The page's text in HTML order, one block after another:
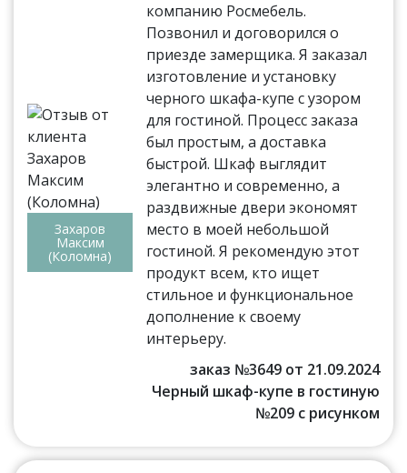
Захаров
Максим
(Коломна)
компанию Росмебель.
Позвонил и договорился о
приезде замерщика. Я заказал
изготовление и установку
черного шкафа-купе с узором
для гостиной. Процесс заказа
был простым, а доставка
быстрой. Шкаф выглядит
элегантно и современно, а
раздвижные двери экономят
место в моей небольшой
гостиной. Я рекомендую этот
продукт всем, кто ищет
стильное и функциональное
дополнение к своему
интерьеру.
заказ №3649 от 21.09.2024
Черный шкаф-купе в гостиную
№209 с рисунком